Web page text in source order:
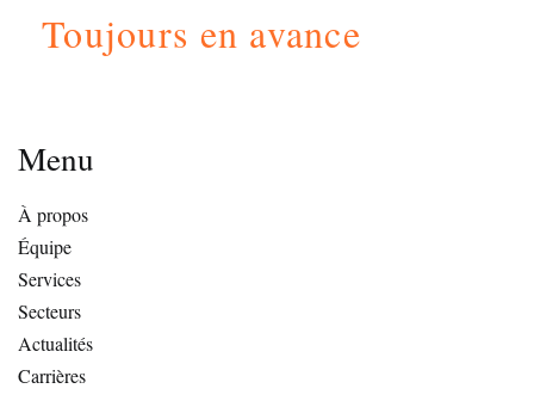
Toujours en avance
Menu
À propos
Équipe
Services
Secteurs
Actualités
Carrières